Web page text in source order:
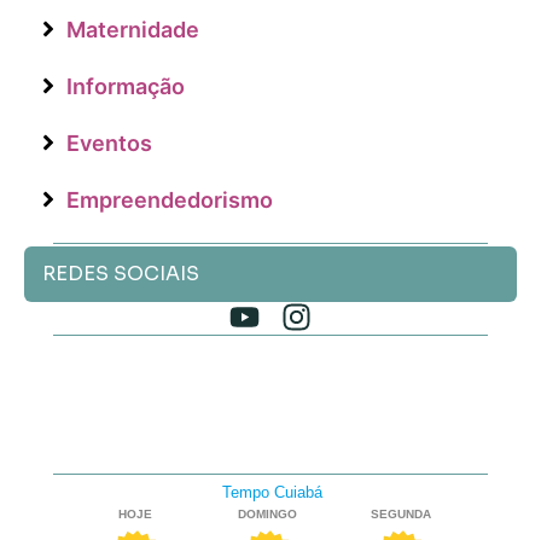
Maternidade
Informação
Eventos
Empreendedorismo
REDES SOCIAIS